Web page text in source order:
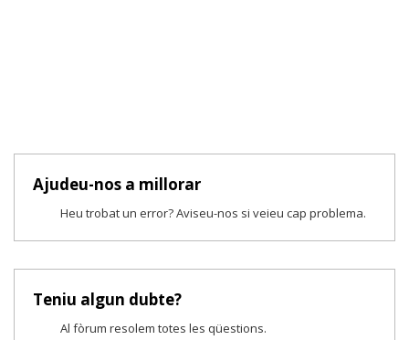
Ajudeu-nos a millorar
Heu trobat un error? Aviseu-nos si veieu cap problema.
Teniu algun dubte?
Al fòrum resolem totes les qüestions.